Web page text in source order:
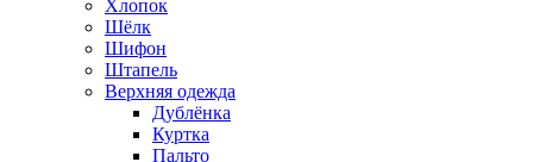
Хлопок
Шёлк
Шифон
Штапель
Верхняя одежда
Дублёнка
Куртка
Пальто